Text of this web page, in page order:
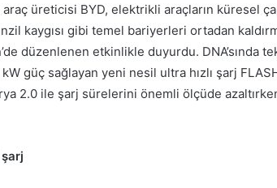
üreticisi BYD, elektrikli araçların küresel
kaygısı gibi temel bariyerleri ortadan
düzenlenen etkinlikle duyurdu. DNA’sında
güç sağlayan yeni nesil ultra hızlı şarj
2.0 ile şarj sürelerini önemli ölçüde